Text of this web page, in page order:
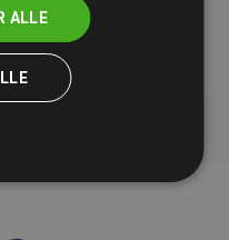
klimaprojekter
ALLE